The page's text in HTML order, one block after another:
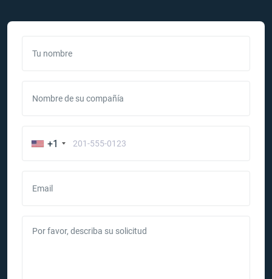
Tu nombre
Nombre de su compañía
+1
Email
Por favor, describa su solicitud